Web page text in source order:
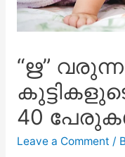
“ഋ”
40
Leave a Comment /